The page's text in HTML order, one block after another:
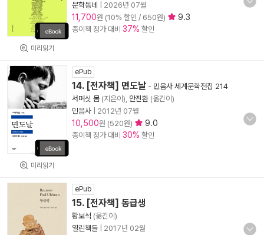
미리읽기
문학동네
2026년 07월
11,700원 (10% 할인 / 650원) 9.3
종이책 정가 대비 37% 할인
미리읽기
ePub
14. [전자책] 면도날 - 민음사 세계문학전집 214
서머싯 몸 (지은이), 안진환 (옮긴이)
민음사
2012년 07월
10,500원 (520원) 9.0
종이책 정가 대비 30% 할인
ePub
15. [전자책] 동급생
황보석 (옮긴이)
열린책들
2017년 02월